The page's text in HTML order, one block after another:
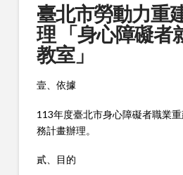
臺北市勞動力重
理 「身心障礙者
教室」
壹、依據
113年度臺北市身心障礙者職業
務計畫辦理。
貳、目的